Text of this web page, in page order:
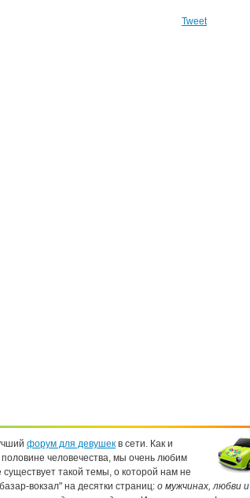
Tweet
форум для девушек в сети. Как и
человечества, мы очень любим
такой темы, о которой нам не
вокзал" на десятки страниц: о мужчинах, любви и